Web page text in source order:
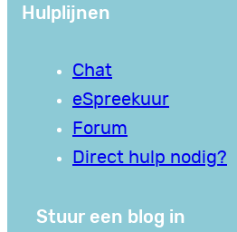
Hulplijnen
Chat
eSpreekuur
Forum
Direct hulp nodig?
Stuur een blog in